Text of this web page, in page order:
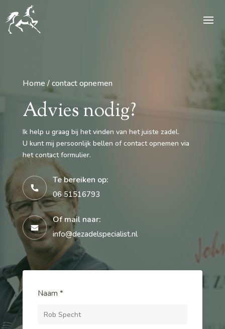
Home / contact opnemen
Advies nodig?
Ik help u graag bij het vinden van het juiste zadel.
U kunt mij persoonlijk bellen of contact opnemen via
het contact formulier.
Te bereiken op:
06 51516793
Of mail naar:
info@dezadelspecialist.nl
Naam *